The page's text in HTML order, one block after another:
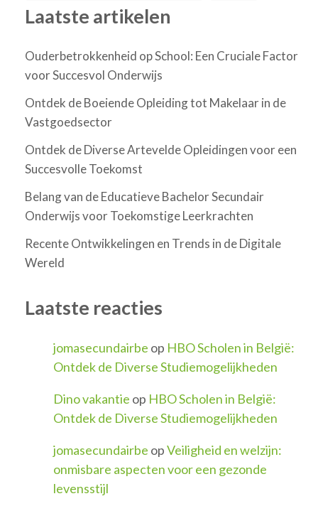
Laatste artikelen
Ouderbetrokkenheid op School: Een Cruciale Factor
voor Succesvol Onderwijs
Ontdek de Boeiende Opleiding tot Makelaar in de
Vastgoedsector
Ontdek de Diverse Artevelde Opleidingen voor een
Succesvolle Toekomst
Belang van de Educatieve Bachelor Secundair
Onderwijs voor Toekomstige Leerkrachten
Recente Ontwikkelingen en Trends in de Digitale
Wereld
Laatste reacties
jomasecundairbe op HBO Scholen in België:
Ontdek de Diverse Studiemogelijkheden
Dino vakantie op HBO Scholen in België:
Ontdek de Diverse Studiemogelijkheden
jomasecundairbe opVeiligheid en welzijn:
onmisbare aspecten voor een gezonde
levensstijl